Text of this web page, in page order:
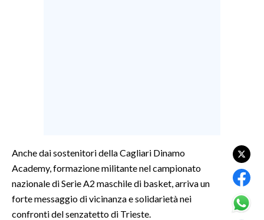
SPETTACOLI
GOSSIP
Anche dai sostenitori della Cagliari Dinamo
Academy, formazione militante nel campionato
nazionale di Serie A2 maschile di basket, arriva un
forte messaggio di vicinanza e solidarietà nei
confronti del senzatetto di Trieste.